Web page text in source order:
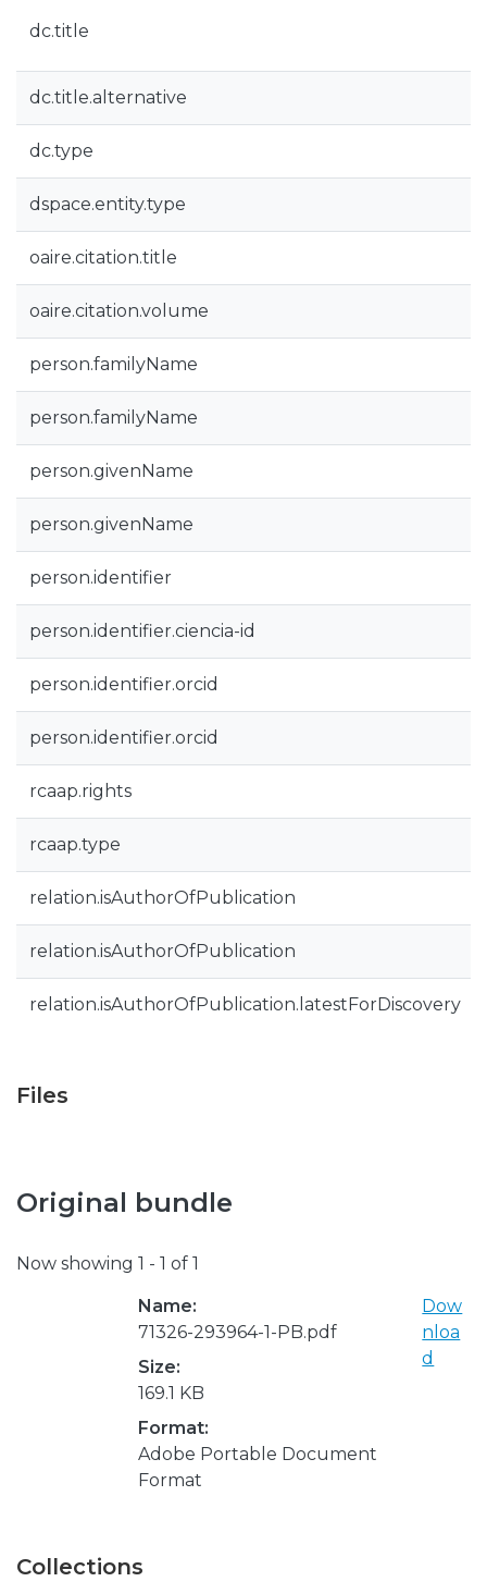
dc.title
dc.title.alternative
dc.type
dspace.entity.type
oaire.citation.title
oaire.citation.volume
person.familyName
person.familyName
person.givenName
person.givenName
person.identifier
person.identifier.ciencia-id
person.identifier.orcid
person.identifier.orcid
rcaap.rights
rcaap.type
relation.isAuthorOfPublication
relation.isAuthorOfPublication
relation.isAuthorOfPublication.latestForDiscovery
Files
Original bundle
Now showing 1 - 1 of 1
Name:
71326-293964-1-PB.pdf
Size:
169.1 KB
Format:
Adobe Portable Document
Format
Dow
nloa
d
Collections